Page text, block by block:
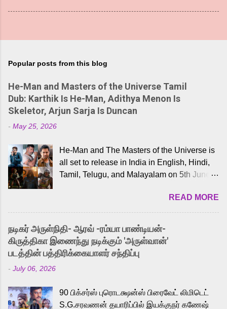
Popular posts from this blog
He-Man and Masters of the Universe Tamil
Dub: Karthik Is He-Man, Adithya Menon Is
Skeletor, Arjun Sarja Is Duncan
- May 25, 2026
He-Man and The Masters of the Universe is
all set to release in India in English, Hindi,
Tamil, Telugu, and Malayalam on 5th June,
received a lot of love from cult He-Man fans
and offered audiences an exciting glimpse
into the world of Eternia, the recently
released Tamil trailer has also generated
strong excitement among Tamil audiences.
Adding to the growing buzz is the film’s
to the iconic superhero He-Man. Known for
READ MORE
நடிகர் அருள்நிதி- ஆரவ் -ரம்யா பாண்டியன்-
கிருத்திகா இணைந்து நடிக்கும் 'அருள்வான்'
படத்தின் பத்திரிக்கையாளர் சந்திப்பு
- July 06, 2026
90 பிக்சர்ஸ் புரொடக்ஷன்ஸ் பிரைவேட் லிமிடெட்
S.G.சரவணன் தயாரிப்பில் இயக்குநர் கணேஷ்